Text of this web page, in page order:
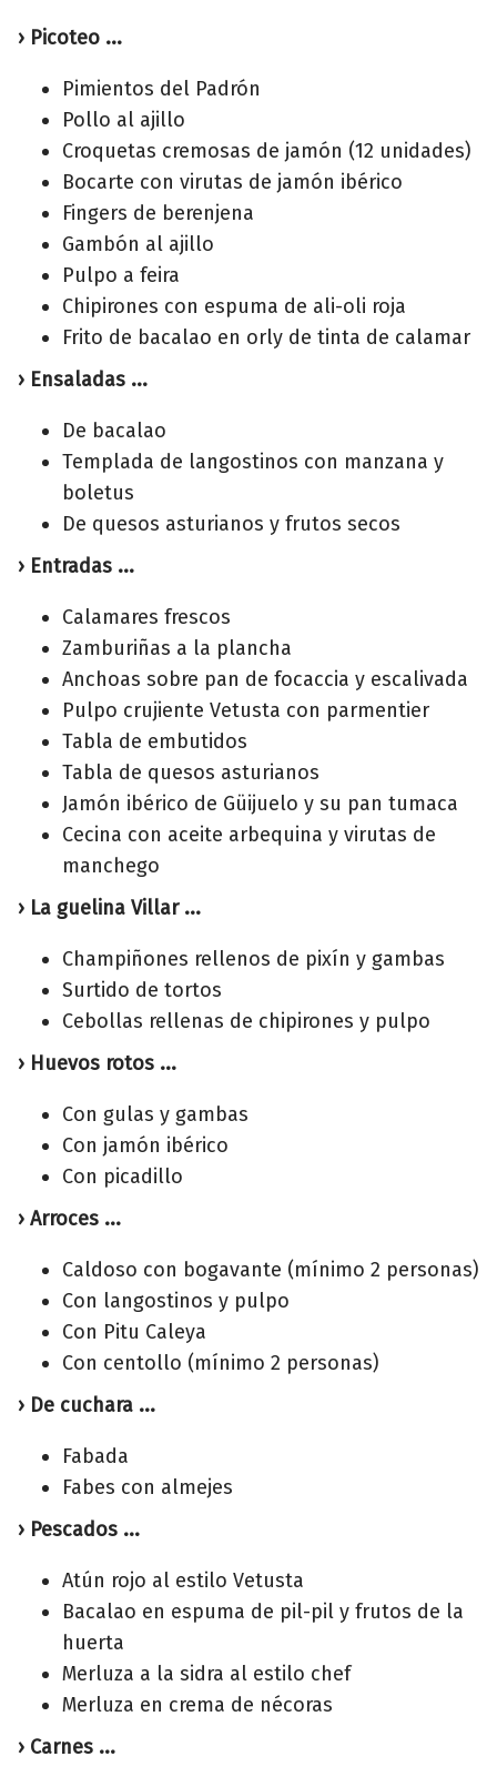
› Picoteo ...
Pimientos del Padrón
Pollo al ajillo
Croquetas cremosas de jamón (12 unidades)
Bocarte con virutas de jamón ibérico
Fingers de berenjena
Gambón al ajillo
Pulpo a feira
Chipirones con espuma de ali-oli roja
Frito de bacalao en orly de tinta de calamar
› Ensaladas ...
De bacalao
Templada de langostinos con manzana y
boletus
De quesos asturianos y frutos secos
› Entradas ...
Calamares frescos
Zamburiñas a la plancha
Anchoas sobre pan de focaccia y escalivada
Pulpo crujiente Vetusta con parmentier
Tabla de embutidos
Tabla de quesos asturianos
Jamón ibérico de Güijuelo y su pan tumaca
Cecina con aceite arbequina y virutas de
manchego
› La guelina Villar ...
Champiñones rellenos de pixín y gambas
Surtido de tortos
Cebollas rellenas de chipirones y pulpo
› Huevos rotos ...
Con gulas y gambas
Con jamón ibérico
Con picadillo
› Arroces ...
Caldoso con bogavante (mínimo 2 personas)
Con langostinos y pulpo
Con Pitu Caleya
Con centollo (mínimo 2 personas)
› De cuchara ...
Fabada
Fabes con almejes
› Pescados ...
Atún rojo al estilo Vetusta
Bacalao en espuma de pil-pil y frutos de la
huerta
Merluza a la sidra al estilo chef
Merluza en crema de nécoras
› Carnes ...